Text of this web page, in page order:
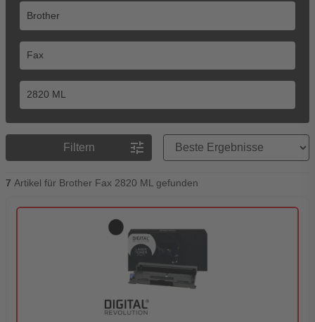
Filtern tune
Preisreihenfolge
7 Artikel für Brother Fax 2820 ML gefunden